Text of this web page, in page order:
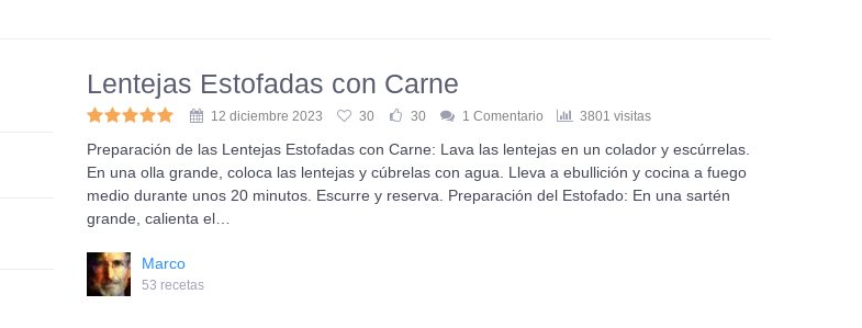
Lentejas Estofadas con Carne
12 diciembre 2023 30 30 1 Comentario 3801 visitas
Preparación de las Lentejas Estofadas con Carne: Lava las lentejas en un colador y escúrrelas.
En una olla grande, coloca las lentejas y cúbrelas con agua. Lleva a ebullición y cocina a fuego
medio durante unos 20 minutos. Escurre y reserva. Preparación del Estofado: En una sartén
grande, calienta el…
Marco
53 recetas